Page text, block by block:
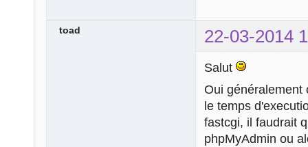
toad 22-03-2014
Salut
Oui généralement
le temps
fastcgi, il faudrait
phpMyAdmin ou